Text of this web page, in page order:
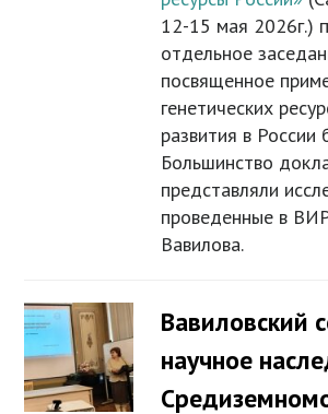
12-15 мая 2026г.)
отдельное
посвященное
генетических
развития в России
Большинство
представляли
проведенные в
Вавилова.
Вавиловский
научное